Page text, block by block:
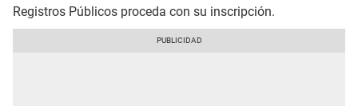
Registros Públicos proceda con su inscripción.